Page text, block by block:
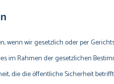
wenn wir gesetzlich oder per
im Rahmen der gesetzlichen
die die öffentliche Sicherheit